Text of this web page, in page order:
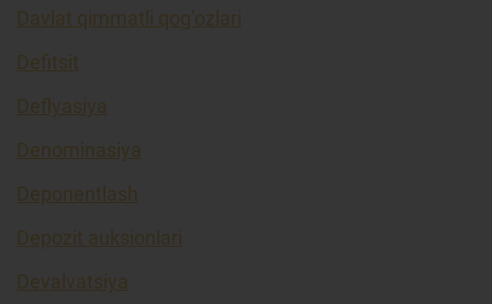
Davlat qimmatli qog’ozlari
Defitsit
Deflyasiya
Denominasiya
Deponentlash
Depozit auksionlari
Devalvatsiya